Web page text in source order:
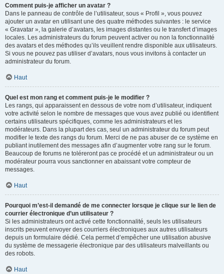
Comment puis-je afficher un avatar ?
Dans le panneau de contrôle de l’utilisateur, sous « Profil », vous pouvez
ajouter un avatar en utilisant une des quatre méthodes suivantes : le service
« Gravatar », la galerie d’avatars, les images distantes ou le transfert d’images
locales. Les administrateurs du forum peuvent activer ou non la fonctionnalité
des avatars et des méthodes qu’ils veuillent rendre disponible aux utilisateurs.
Si vous ne pouvez pas utiliser d’avatars, nous vous invitons à contacter un
administrateur du forum.
Haut
Quel est mon rang et comment puis-je le modifier ?
Les rangs, qui apparaissent en dessous de votre nom d’utilisateur, indiquent
votre activité selon le nombre de messages que vous avez publié ou identifient
certains utilisateurs spécifiques, comme les administrateurs et les
modérateurs. Dans la plupart des cas, seul un administrateur du forum peut
modifier le texte des rangs du forum. Merci de ne pas abuser de ce système en
publiant inutilement des messages afin d’augmenter votre rang sur le forum.
Beaucoup de forums ne toléreront pas ce procédé et un administrateur ou un
modérateur pourra vous sanctionner en abaissant votre compteur de
messages.
Haut
Pourquoi m’est-il demandé de me connecter lorsque je clique sur le lien de
courrier électronique d’un utilisateur ?
Si les administrateurs ont activé cette fonctionnalité, seuls les utilisateurs
inscrits peuvent envoyer des courriers électroniques aux autres utilisateurs
depuis un formulaire dédié. Cela permet d’empêcher une utilisation abusive
du système de messagerie électronique par des utilisateurs malveillants ou
des robots.
Haut